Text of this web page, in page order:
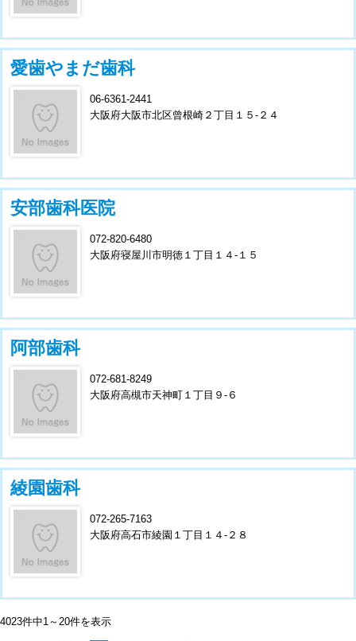
愛歯やまだ歯科
06-6361-2441
大阪府大阪市北区曾根崎２丁目１５-２４
安部歯科医院
072-820-6480
大阪府寝屋川市明徳１丁目１４-１５
阿部歯科
072-681-8249
大阪府高槻市天神町１丁目９-６
綾園歯科
072-265-7163
大阪府高石市綾園１丁目１４-２８
4023件中1～20件を表示